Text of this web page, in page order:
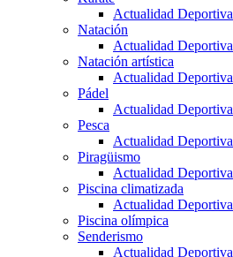
Actualidad Deportiva
Natación
Actualidad Deportiva
Natación artística
Actualidad Deportiva
Pádel
Actualidad Deportiva
Pesca
Actualidad Deportiva
Piragüismo
Actualidad Deportiva
Piscina climatizada
Actualidad Deportiva
Piscina olímpica
Senderismo
Actualidad Deportiva